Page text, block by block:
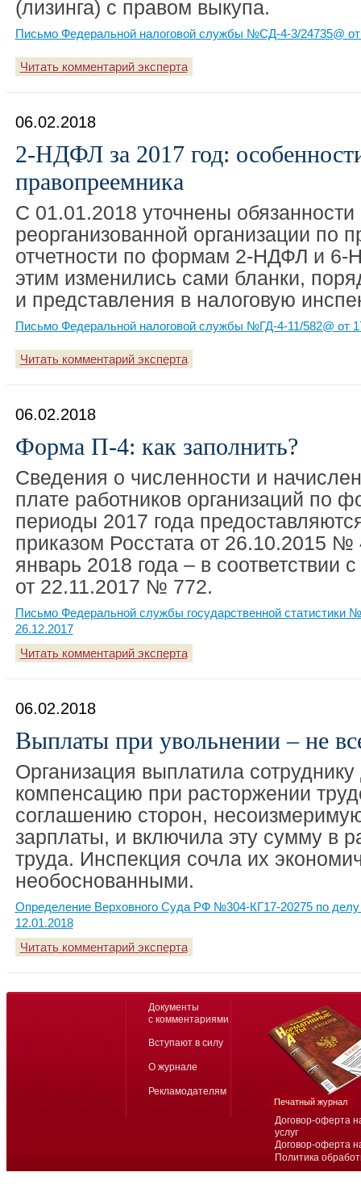
(лизинга) с правом выкупа.
Письмо Федеральной налоговой службы №СД-4-3/24735@ от
Читать комментарий эксперта
06.02.2018
2-НДФЛ за 2017 год:
правопреемника
С 01.01.2018 уточнены
реорганизованной организации по
отчетности по формам 2-НДФЛ и 6-
этим изменились сами бланки,
и представления в налоговую
Письмо Федеральной налоговой службы №ГД-4-11/582@ от
Читать комментарий эксперта
06.02.2018
Форма П-4: как заполнить?
Сведения о численности и
плате работников организаций по
периоды 2017 года
приказом Росстата от 26.10.2015 №
январь 2018 года – в соответствии
от 22.11.2017 № 772.
Письмо Федеральной службы государственной статистики
26.12.2017
Читать комментарий эксперта
06.02.2018
Выплаты при увольнении – не
Организация выплатила
компенсацию при расторжении
соглашению сторон,
зарплаты, и включила эту сумму в
труда. Инспекция сочла их
необоснованными.
Определение Верховного Суда РФ №304-КГ17-20275 по
12.01.2018
Читать комментарий эксперта
Договор-оферта
услуг
Договор-оферта
Политика
Документы
с комментариями
Вступают в силу
О журнале
Рекламодателям
Печатный журнал